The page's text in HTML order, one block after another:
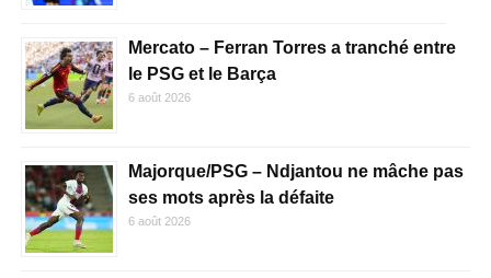
Mercato – Ferran Torres a tranché entre
le PSG et le Barça
6 août 2026
Majorque/PSG – Ndjantou ne mâche pas
ses mots après la défaite
6 août 2026